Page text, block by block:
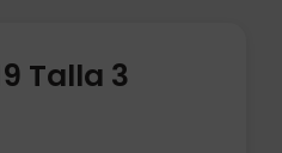
Talla 3